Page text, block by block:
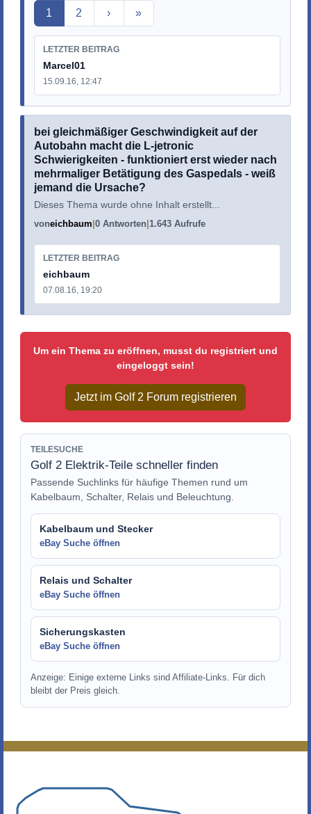
Aktuelle Seite
1 2 › »
LETZTER BEITRAG
Marcel01
15.09.16, 12:47
bei gleichmäßiger Geschwindigkeit auf der
Autobahn macht die L-jetronic
Schwierigkeiten - funktioniert erst wieder nach
mehrmaliger Betätigung des Gaspedals - weiß
jemand die Ursache?
Dieses Thema wurde ohne Inhalt erstellt...
voneichbaum 0 Antworten 1.643 Aufrufe
LETZTER BEITRAG
eichbaum
07.08.16, 19:20
Um ein Thema zu eröffnen, musst du registriert und
eingeloggt sein!
Jetzt im Golf 2 Forum registrieren
TEILESUCHE
Golf 2 Elektrik-Teile schneller finden
Passende Suchlinks für häufige Themen rund um
Kabelbaum, Schalter, Relais und Beleuchtung.
Kabelbaum und Stecker
eBay Suche öffnen
Relais und Schalter
eBay Suche öffnen
Sicherungskasten
eBay Suche öffnen
Anzeige: Einige externe Links sind Affiliate-Links. Für dich
bleibt der Preis gleich.